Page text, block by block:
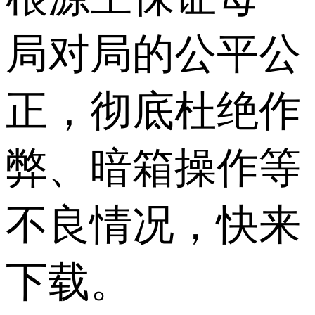
局对局的公平公
正，彻底杜绝作
弊、暗箱操作等
不良情况，快来
下载。